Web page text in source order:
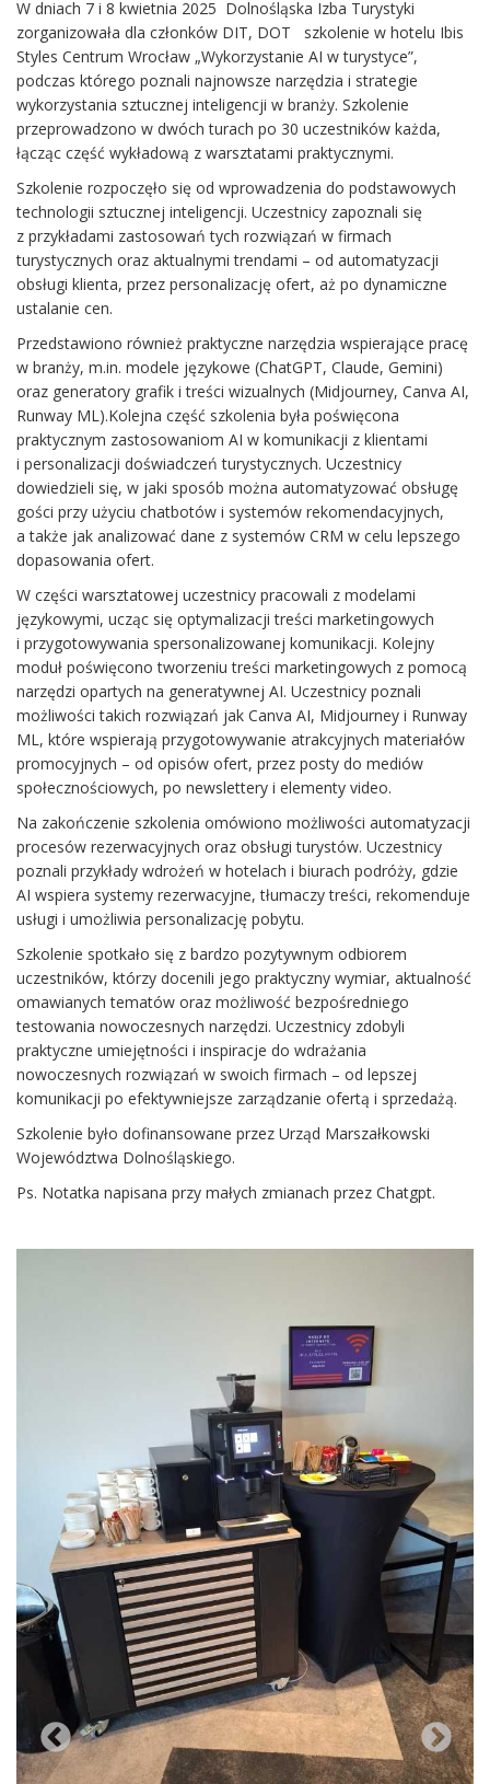
W dniach 7 i 8 kwietnia 2025 Dolnośląska Izba Turystyki
zorganizowała dla członków DIT, DOT szkolenie w hotelu Ibis
Styles Centrum Wrocław „Wykorzystanie AI w turystyce”,
podczas którego poznali najnowsze narzędzia i strategie
wykorzystania sztucznej inteligencji w branży. Szkolenie
przeprowadzono w dwóch turach po 30 uczestników każda,
łącząc część wykładową z warsztatami praktycznymi.
Szkolenie rozpoczęło się od wprowadzenia do podstawowych
technologii sztucznej inteligencji. Uczestnicy zapoznali się
z przykładami zastosowań tych rozwiązań w firmach
turystycznych oraz aktualnymi trendami – od automatyzacji
obsługi klienta, przez personalizację ofert, aż po dynamiczne
ustalanie cen.
Przedstawiono również praktyczne narzędzia wspierające pracę
w branży, m.in. modele językowe (ChatGPT, Claude, Gemini)
oraz generatory grafik i treści wizualnych (Midjourney, Canva AI,
Runway ML).Kolejna część szkolenia była poświęcona
praktycznym zastosowaniom AI w komunikacji z klientami
i personalizacji doświadczeń turystycznych. Uczestnicy
dowiedzieli się, w jaki sposób można automatyzować obsługę
gości przy użyciu chatbotów i systemów rekomendacyjnych,
a także jak analizować dane z systemów CRM w celu lepszego
dopasowania ofert.
W części warsztatowej uczestnicy pracowali z modelami
językowymi, ucząc się optymalizacji treści marketingowych
i przygotowywania spersonalizowanej komunikacji. Kolejny
moduł poświęcono tworzeniu treści marketingowych z pomocą
narzędzi opartych na generatywnej AI. Uczestnicy poznali
możliwości takich rozwiązań jak Canva AI, Midjourney i Runway
ML, które wspierają przygotowywanie atrakcyjnych materiałów
promocyjnych – od opisów ofert, przez posty do mediów
społecznościowych, po newslettery i elementy video.
Na zakończenie szkolenia omówiono możliwości automatyzacji
procesów rezerwacyjnych oraz obsługi turystów. Uczestnicy
poznali przykłady wdrożeń w hotelach i biurach podróży, gdzie
AI wspiera systemy rezerwacyjne, tłumaczy treści, rekomenduje
usługi i umożliwia personalizację pobytu.
Szkolenie spotkało się z bardzo pozytywnym odbiorem
uczestników, którzy docenili jego praktyczny wymiar, aktualność
omawianych tematów oraz możliwość bezpośredniego
testowania nowoczesnych narzędzi. Uczestnicy zdobyli
praktyczne umiejętności i inspiracje do wdrażania
nowoczesnych rozwiązań w swoich firmach – od lepszej
komunikacji po efektywniejsze zarządzanie ofertą i sprzedażą.
Szkolenie było dofinansowane przez Urząd Marszałkowski
Województwa Dolnośląskiego.
Ps. Notatka napisana przy małych zmianach przez Chatgpt.